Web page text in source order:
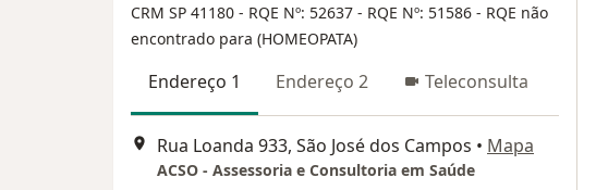
CRM SP 41180 - RQE Nº: 52637 - RQE Nº: 51586 - RQE não
encontrado para (HOMEOPATA)
Endereço 1 Endereço 2 Teleconsulta
Rua Loanda 933, São José dos Campos • Mapa
ACSO - Assessoria e Consultoria em Saúde